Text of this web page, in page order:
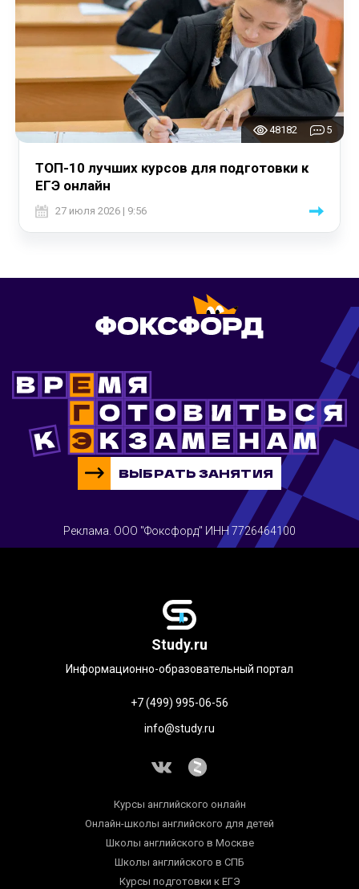
48182 5
ТОП-10 лучших курсов для подготовки к
ЕГЭ онлайн
27 июля 2026 | 9:56
ВЫБРАТЬ ЗАНЯТИЯ
Реклама. ООО "Фоксфорд" ИНН 7726464100
Study.ru
Информационно-образовательный портал
+7 (499) 995-06-56
info@study.ru
Курсы английского онлайн
Онлайн-школы английского для детей
Школы английского в Москве
Школы английского в СПБ
Курсы подготовки к ЕГЭ